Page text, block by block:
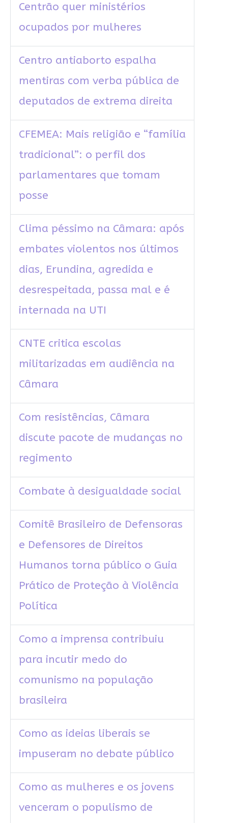
Centrão quer ministérios
ocupados por mulheres
Centro antiaborto espalha
mentiras com verba pública de
deputados de extrema direita
CFEMEA: Mais religião e “família
tradicional”: o perfil dos
parlamentares que tomam
posse
Clima péssimo na Câmara: após
embates violentos nos últimos
dias, Erundina, agredida e
desrespeitada, passa mal e é
internada na UTI
CNTE critica escolas
militarizadas em audiência na
Câmara
Com resistências, Câmara
discute pacote de mudanças no
regimento
Combate à desigualdade social
Comitê Brasileiro de Defensoras
e Defensores de Direitos
Humanos torna público o Guia
Prático de Proteção à Violência
Política
Como a imprensa contribuiu
para incutir medo do
comunismo na população
brasileira
Como as ideias liberais se
impuseram no debate público
Como as mulheres e os jovens
venceram o populismo de